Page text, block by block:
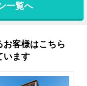
一覧へ
客様はこちら
います